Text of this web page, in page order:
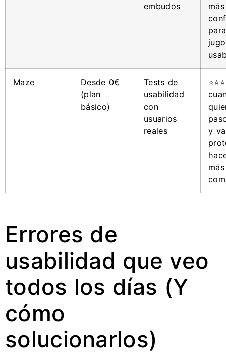
embudos
más
Maze
Desde 0€
(plan
básico)
Tests de
usabilidad
con
usuarios
reales
y
más
Errores de
usabilidad que veo
todos los días (Y
cómo
solucionarlos)